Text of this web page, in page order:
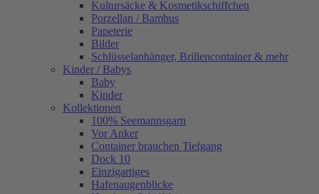
Kultursäcke & Kosmetikschiffchen
Porzellan / Bambus
Papeterie
Bilder
Schlüsselanhänger, Brillencontainer & mehr
Kinder / Babys
Baby
Kinder
Kollektionen
100% Seemannsgarn
Vor Anker
Container brauchen Tiefgang
Dock 10
Einzigartiges
Hafenaugen­blicke